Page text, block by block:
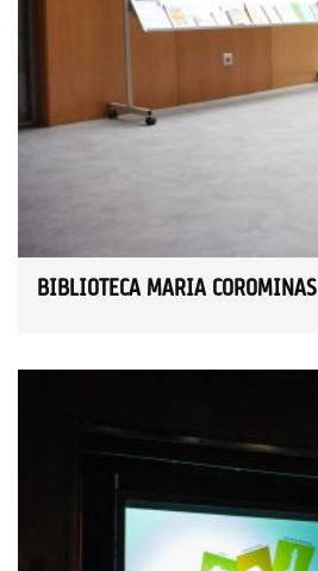
BIBLIOTECA MARIA COROMINAS